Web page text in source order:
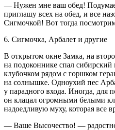
— Нужен мне ваш обед!
приглашу всех на обед, и все
Сигмочкой! Вот тогда
6. Сигмочка, Арбалет и другие
В открытом окне Замка, на
на подоконнике спал сибирский
клубочком рядом с горшком
на солнышке. Одноухий пес
у парадного входа. Иногда, для
он клацал огромными белыми
надоедливую муху, которая все
— Ваше Высочество! —